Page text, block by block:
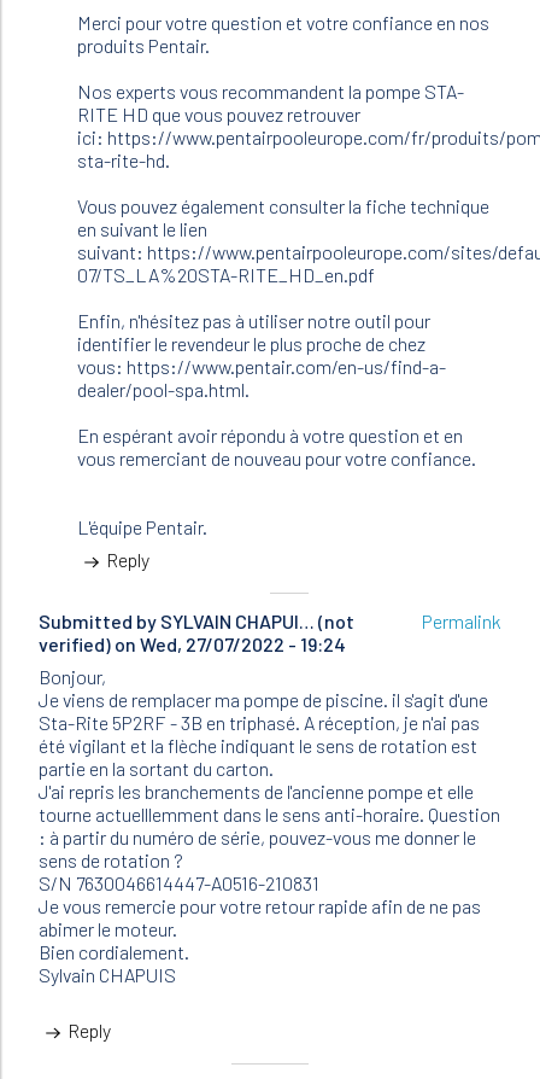
Madame
,
monsieur
,
…
by
REDON
(not
verified)
Merci pour votre question et votre confiance en nos
produits Pentair.
Nos experts vous recommandent la pompe STA-
RITE HD que vous pouvez retrouver
ici: https://www.pentairpooleurope.com/fr/produits/
sta-rite-hd.
Vous pouvez également consulter la fiche technique
en suivant le lien
suivant: https://www.pentairpooleurope.com/sites/
07/TS_LA%20STA-RITE_HD_en.pdf
Enfin, n'hésitez pas à utiliser notre outil pour
identifier le revendeur le plus proche de chez
vous: https://www.pentair.com/en-us/find-a-
dealer/pool-spa.html.
En espérant avoir répondu à votre question et en
vous remerciant de nouveau pour votre confiance.
L'équipe Pentair.
Reply
Submitted by SYLVAIN CHAPUI… (not
verified) on Wed, 27/07/2022 - 19:24
Permalink
Bonjour,
Je viens de remplacer ma pompe de piscine. il s'agit d'une
Sta-Rite 5P2RF - 3B en triphasé. A réception, je n'ai pas
été vigilant et la flèche indiquant le sens de rotation est
partie en la sortant du carton.
J'ai repris les branchements de l'ancienne pompe et elle
tourne actuelllemment dans le sens anti-horaire. Question
: à partir du numéro de série, pouvez-vous me donner le
sens de rotation ?
S/N 7630046614447-A0516-210831
Je vous remercie pour votre retour rapide afin de ne pas
abimer le moteur.
Bien cordialement.
Sylvain CHAPUIS
Reply